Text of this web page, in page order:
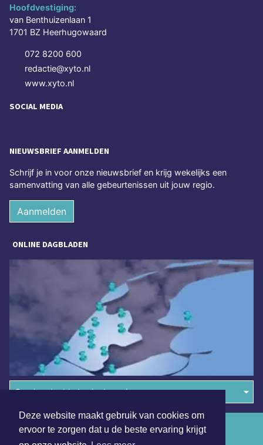
Deze website maakt gebruik van cookies om
ervoor te zorgen dat u de beste ervaring krijgt
Hoofdvestiging:
van Benthuizenlaan 1
1701 BZ Heerhugowaard
072 8200 600
redactie@xyto.nl
www.xyto.nl
SOCIAL MEDIA
NIEUWSBRIEF AANMELDEN
Schrijf je in voor onze nieuwsbrief en krijg wekelijks een
samenvatting van alle gebeurtenissen uit jouw regio.
Aanmelden
ONLINE DAGBLADEN
Overige dagbladen in de regio
Algemene voorwaarden